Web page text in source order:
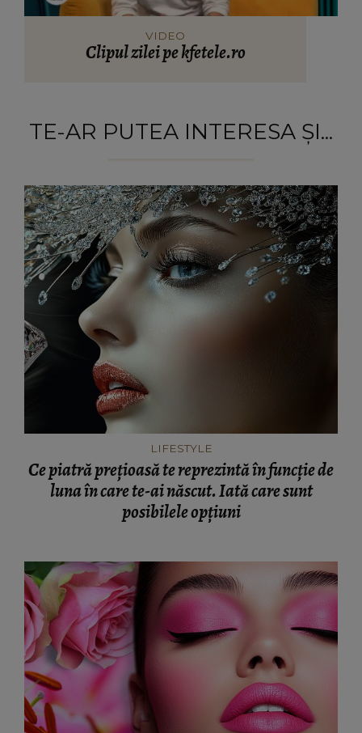
VIDEO
Clipul zilei pe kfetele.ro
TE-AR PUTEA INTERESA ȘI...
LIFESTYLE
Ce piatră prețioasă te reprezintă în funcție de
luna în care te-ai născut. Iată care sunt
posibilele opțiuni